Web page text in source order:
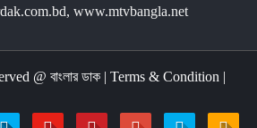
www.mtvbangla.net
@ বাংলার ডাক | Terms & Condition |